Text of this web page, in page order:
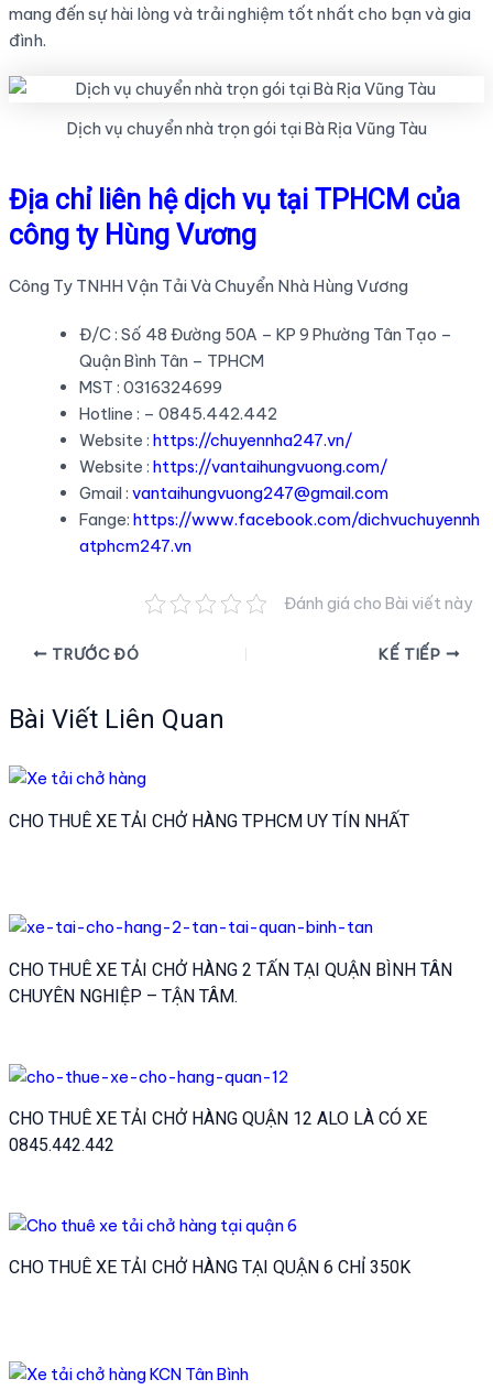
mang đến sự hài lòng và trải nghiệm tốt nhất cho bạn và gia
đình.
Dịch vụ chuyển nhà trọn gói tại Bà Rịa Vũng Tàu
Địa chỉ liên hệ dịch vụ tại TPHCM của
công ty Hùng Vương
Công Ty TNHH Vận Tải Và Chuyển Nhà Hùng Vương
Đ/C : Số 48 Đường 50A – KP 9 Phường Tân Tạo –
Quận Bình Tân – TPHCM
MST : 0316324699
Hotline : – 0845.442.442
Website : https://chuyennha247.vn/
Website : https://vantaihungvuong.com/
Gmail : vantaihungvuong247@gmail.com
Fange: https://www.facebook.com/dichvuchuyennh
atphcm247.vn
Đánh giá cho Bài viết này
Điều
bài
viết
TRƯỚC ĐÓ KẾ TIẾP
Bài Viết Liên Quan
CHO THUÊ XE TẢI CHỞ HÀNG TPHCM UY TÍN NHẤT
CHO THUÊ XE TẢI CHỞ HÀNG 2 TẤN TẠI QUẬN BÌNH TÂN
CHUYÊN NGHIỆP – TẬN TÂM.
CHO THUÊ XE TẢI CHỞ HÀNG QUẬN 12 ALO LÀ CÓ XE
0845.442.442
CHO THUÊ XE TẢI CHỞ HÀNG TẠI QUẬN 6 CHỈ 350K